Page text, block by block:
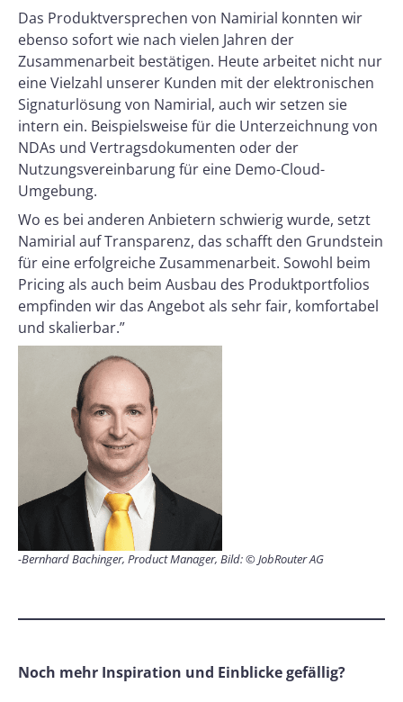
Das Produktversprechen von Namirial konnten wir
ebenso sofort wie nach vielen Jahren der
Zusammenarbeit bestätigen. Heute arbeitet nicht nur
eine Vielzahl unserer Kunden mit der elektronischen
Signaturlösung von Namirial, auch wir setzen sie
intern ein. Beispielsweise für die Unterzeichnung von
NDAs und Vertragsdokumenten oder der
Nutzungsvereinbarung für eine Demo-Cloud-
Umgebung.
Wo es bei anderen Anbietern schwierig wurde, setzt
Namirial auf Transparenz, das schafft den Grundstein
für eine erfolgreiche Zusammenarbeit. Sowohl beim
Pricing als auch beim Ausbau des Produktportfolios
empfinden wir das Angebot als sehr fair, komfortabel
und skalierbar.”
-Bernhard Bachinger, Product Manager, Bild: © JobRouter AG
Noch mehr Inspiration und Einblicke gefällig?